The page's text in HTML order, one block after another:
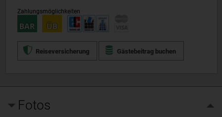
Zahlungsmöglichkeiten
Reiseversicherung Gästebeitrag buchen
Fotos